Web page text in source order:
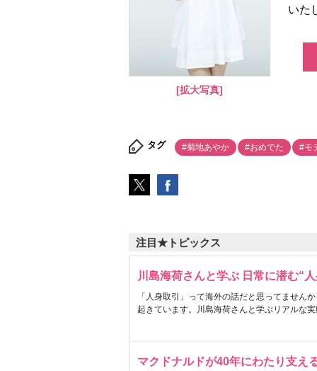
[拡大写真]
いた
タグ #菊地あやか #おめでた #モ
注目★トピックス
川島海荷さんと学ぶ 日常に潜む“
「人身取引」って海外の話だと思ってません
起きています。川島海荷さんと学ぶリアルな
マクドナルドが40年にわたり支え